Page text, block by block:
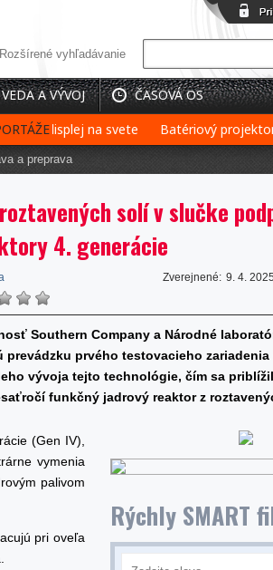
Rozšírené vyhľadávanie
VEDA A VÝVOJ
ČASOVÁ OS
a preprava
displej na svete Batériový projektor
solí v slučke
4. generácie
Zverejnené: 9. 4. 2025
Southern Company a Národné
prvého testovacieho
vývoja tejto technológie, čím sa
funkčný jadrový reaktor z
(Gen IV),
vymenia
palivom
pri oveľa
Rýchly SMART